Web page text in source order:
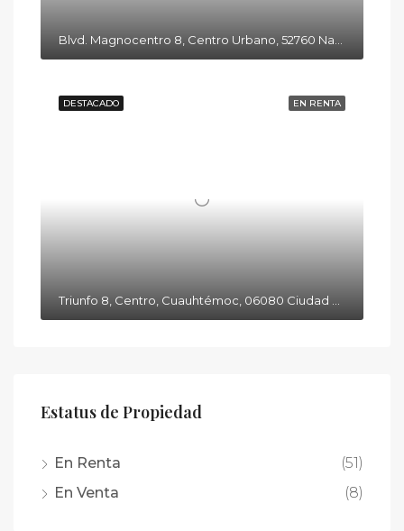
EN RENTA
DESTACADO
Estatus de Propiedad
En Renta
(51)
En Venta
(8)